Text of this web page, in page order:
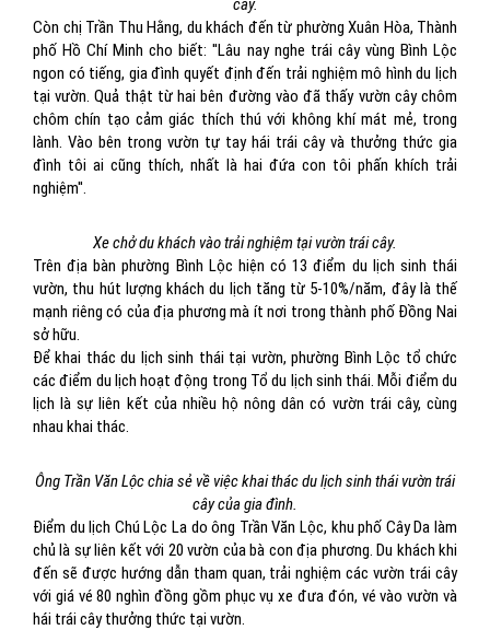
cây.
Còn chị Trần Thu Hằng, du khách đến từ phường Xuân Hòa, Thành
phố Hồ Chí Minh cho biết: ''Lâu nay nghe trái cây vùng Bình Lộc
ngon có tiếng, gia đình quyết định đến trải nghiệm mô hình du lịch
tại vườn. Quả thật từ hai bên đường vào đã thấy vườn cây chôm
chôm chín tạo cảm giác thích thú với không khí mát mẻ, trong
lành. Vào bên trong vườn tự tay hái trái cây và thưởng thức gia
đình tôi ai cũng thích, nhất là hai đứa con tôi phấn khích trải
nghiệm''.
Xe chở du khách vào trải nghiệm tại vườn trái cây.
Trên địa bàn phường Bình Lộc hiện có 13 điểm du lịch sinh thái
vườn, thu hút lượng khách du lịch tăng từ 5-10%/năm, đây là thế
mạnh riêng có của địa phương mà ít nơi trong thành phố Đồng Nai
sở hữu.
Để khai thác du lịch sinh thái tại vườn, phường Bình Lộc tổ chức
các điểm du lịch hoạt động trong Tổ du lịch sinh thái. Mỗi điểm du
lịch là sự liên kết của nhiều hộ nông dân có vườn trái cây, cùng
nhau khai thác.
Ông Trần Văn Lộc chia sẻ về việc khai thác du lịch sinh thái vườn trái
cây của gia đình.
Điểm du lịch Chú Lộc La do ông Trần Văn Lộc, khu phố Cây Da làm
chủ là sự liên kết với 20 vườn của bà con địa phương. Du khách khi
đến sẽ được hướng dẫn tham quan, trải nghiệm các vườn trái cây
với giá vé 80 nghìn đồng gồm phục vụ xe đưa đón, vé vào vườn và
hái trái cây thưởng thức tại vườn.